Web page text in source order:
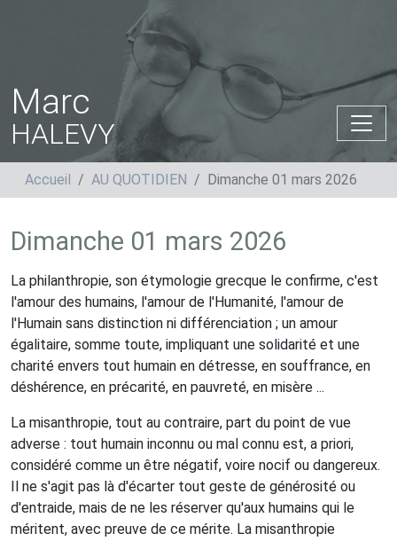
Marc
HALEVY
Accueil AU QUOTIDIEN Dimanche 01 mars 2026
Dimanche 01 mars 2026
La philanthropie, son étymologie grecque le confirme, c'est
l'amour des humains, l'amour de l'Humanité, l'amour de
l'Humain sans distinction ni différenciation ; un amour
égalitaire, somme toute, impliquant une solidarité et une
charité envers tout humain en détresse, en souffrance, en
déshérence, en précarité, en pauvreté, en misère ...
La misanthropie, tout au contraire, part du point de vue
adverse : tout humain inconnu ou mal connu est, a priori,
considéré comme un être négatif, voire nocif ou dangereux.
Il ne s'agit pas là d'écarter tout geste de générosité ou
d'entraide, mais de ne les réserver qu'aux humains qui le
méritent, avec preuve de ce mérite. La misanthropie